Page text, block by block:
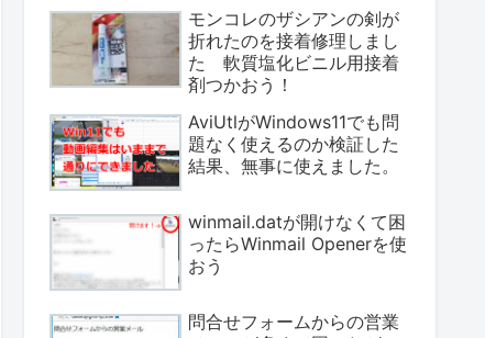
モンコレのザシアンの剣が
折れたのを接着修理しまし
た 軟質塩化ビニル用接着
剤つかおう！
AviUtlがWindows11でも問
題なく使えるのか検証した
結果、無事に使えました。
winmail.datが開けなくて困
ったらWinmail Openerを使
おう
問合せフォームからの営業